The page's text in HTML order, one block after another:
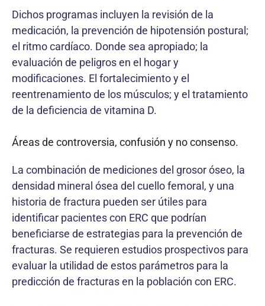
Dichos programas incluyen la revisión de la
medicación, la prevención de hipotensión postural;
el ritmo cardíaco. Donde sea apropiado; la
evaluación de peligros en el hogar y
modificaciones. El fortalecimiento y el
reentrenamiento de los músculos; y el tratamiento
de la deficiencia de vitamina D.
Áreas de controversia, confusión y no consenso.
La combinación de mediciones del grosor óseo, la
densidad mineral ósea del cuello femoral, y una
historia de fractura pueden ser útiles para
identificar pacientes con ERC que podrían
beneficiarse de estrategias para la prevención de
fracturas. Se requieren estudios prospectivos para
evaluar la utilidad de estos parámetros para la
predicción de fracturas en la población con ERC.